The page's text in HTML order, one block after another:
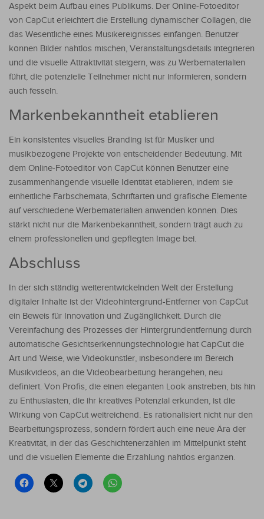
Aspekt beim Aufbau eines Publikums. Der Online-Fotoeditor
von CapCut erleichtert die Erstellung dynamischer Collagen, die
das Wesentliche eines Musikereignisses einfangen. Benutzer
können Bilder nahtlos mischen, Veranstaltungsdetails integrieren
und die visuelle Attraktivität steigern, was zu Werbematerialien
führt, die potenzielle Teilnehmer nicht nur informieren, sondern
auch fesseln.
Markenbekanntheit etablieren
Ein konsistentes visuelles Branding ist für Musiker und
musikbezogene Projekte von entscheidender Bedeutung. Mit
dem Online-Fotoeditor von CapCut können Benutzer eine
zusammenhängende visuelle Identität etablieren, indem sie
einheitliche Farbschemata, Schriftarten und grafische Elemente
auf verschiedene Werbematerialien anwenden können. Dies
stärkt nicht nur die Markenbekanntheit, sondern trägt auch zu
einem professionellen und gepflegten Image bei.
Abschluss
In der sich ständig weiterentwickelnden Welt der Erstellung
digitaler Inhalte ist der Videohintergrund-Entferner von CapCut
ein Beweis für Innovation und Zugänglichkeit. Durch die
Vereinfachung des Prozesses der Hintergrundentfernung durch
automatische Gesichtserkennungstechnologie hat CapCut die
Art und Weise, wie Videokünstler, insbesondere im Bereich
Musikvideos, an die Videobearbeitung herangehen, neu
definiert. Von Profis, die einen eleganten Look anstreben, bis hin
zu Enthusiasten, die ihr kreatives Potenzial erkunden, ist die
Wirkung von CapCut weitreichend. Es rationalisiert nicht nur den
Bearbeitungsprozess, sondern fördert auch eine neue Ära der
Kreativität, in der das Geschichtenerzählen im Mittelpunkt steht
und die visuellen Elemente die Erzählung nahtlos ergänzen.